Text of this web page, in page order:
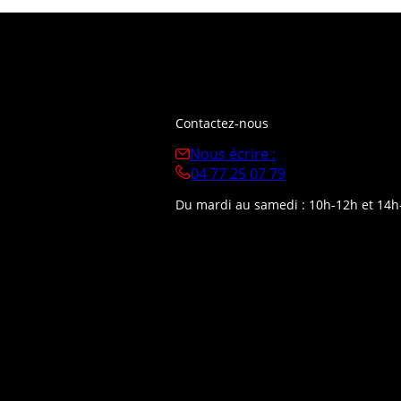
Contactez-nous
Nous écrire :
04 77 25 07 79
Du mardi au samedi : 10h-12h et